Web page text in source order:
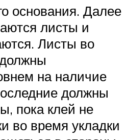
основания. Далее
листы и
Листы во
на наличие
должны
пока клей не
во время укладки